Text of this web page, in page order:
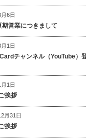
6日
期営業につきまして
1日
チャンネル（YouTube）
1日
挨拶
月31日
挨拶